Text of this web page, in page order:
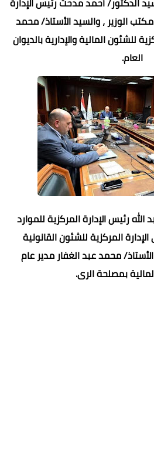
الوزير ، والسيد الأستاذ/ محمد
للشئون المالية والإدارية بالديوان
العام.
رئيس الإدارة المركزية للموارد
المركزية للشئون القانونية
الأستاذ/ محمد عبد الغفار مدير عام
بمصلحة الرى.